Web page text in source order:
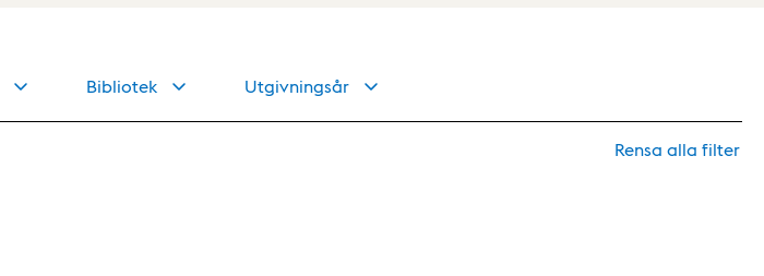
Bibliotek Utgivningsår
Rensa alla filter